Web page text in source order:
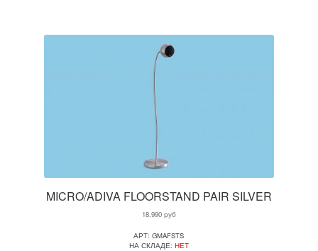
MICRO/ADIVA FLOORSTAND PAIR SILVER
18,990руб
АРТ: GMAFSTS
НА СКЛАДЕ: НЕТ